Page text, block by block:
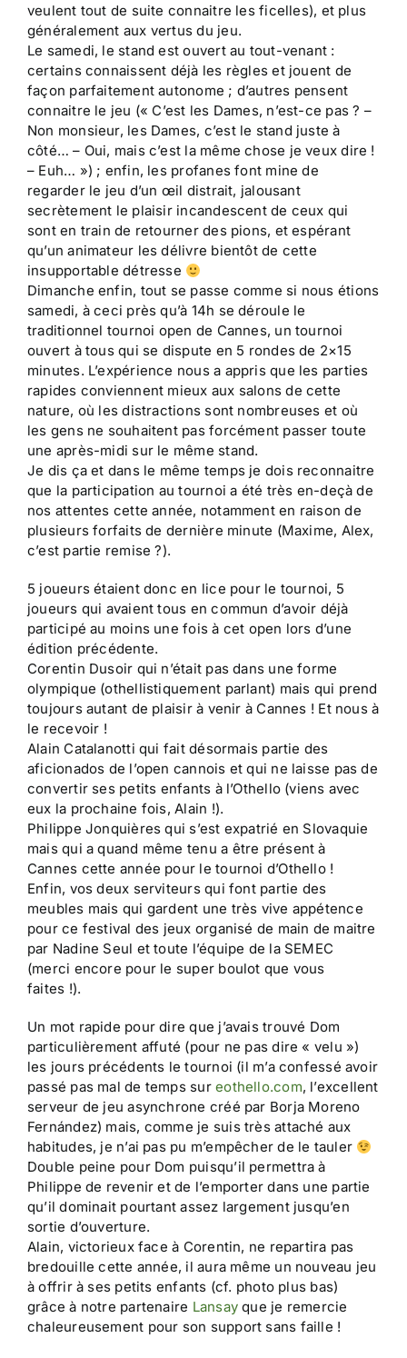
veulent tout de suite connaitre les ficelles), et plus
généralement aux vertus du jeu.
Le samedi, le stand est ouvert au tout-venant :
certains connaissent déjà les règles et jouent de
façon parfaitement autonome ; d’autres pensent
connaitre le jeu (« C’est les Dames, n’est-ce pas ? –
Non monsieur, les Dames, c’est le stand juste à
côté… – Oui, mais c’est la même chose je veux dire !
– Euh… ») ; enfin, les profanes font mine de
regarder le jeu d’un œil distrait, jalousant
secrètement le plaisir incandescent de ceux qui
sont en train de retourner des pions, et espérant
qu’un animateur les délivre bientôt de cette
insupportable détresse
Dimanche enfin, tout se passe comme si nous étions
samedi, à ceci près qu’à 14h se déroule le
traditionnel tournoi open de Cannes, un tournoi
ouvert à tous qui se dispute en 5 rondes de 2×15
minutes. L’expérience nous a appris que les parties
rapides conviennent mieux aux salons de cette
nature, où les distractions sont nombreuses et où
les gens ne souhaitent pas forcément passer toute
une après-midi sur le même stand.
Je dis ça et dans le même temps je dois reconnaitre
que la participation au tournoi a été très en-deçà de
nos attentes cette année, notamment en raison de
plusieurs forfaits de dernière minute (Maxime, Alex,
c’est partie remise ?).
5 joueurs étaient donc en lice pour le tournoi, 5
joueurs qui avaient tous en commun d’avoir déjà
participé au moins une fois à cet open lors d’une
édition précédente.
Corentin Dusoir qui n’était pas dans une forme
olympique (othellistiquement parlant) mais qui prend
toujours autant de plaisir à venir à Cannes ! Et nous à
le recevoir !
Alain Catalanotti qui fait désormais partie des
aficionados de l’open cannois et qui ne laisse pas de
convertir ses petits enfants à l’Othello (viens avec
eux la prochaine fois, Alain !).
Philippe Jonquières qui s’est expatrié en Slovaquie
mais qui a quand même tenu a être présent à
Cannes cette année pour le tournoi d’Othello !
Enfin, vos deux serviteurs qui font partie des
meubles mais qui gardent une très vive appétence
pour ce festival des jeux organisé de main de maitre
par Nadine Seul et toute l’équipe de la SEMEC
(merci encore pour le super boulot que vous
faites !).
Un mot rapide pour dire que j’avais trouvé Dom
particulièrement affuté (pour ne pas dire « velu »)
les jours précédents le tournoi (il m’a confessé avoir
passé pas mal de temps sureothello.com, l’excellent
serveur de jeu asynchrone créé par Borja Moreno
Fernández) mais, comme je suis très attaché aux
habitudes, je n’ai pas pu m’empêcher de le tauler
Double peine pour Dom puisqu’il permettra à
Philippe de revenir et de l’emporter dans une partie
qu’il dominait pourtant assez largement jusqu’en
sortie d’ouverture.
Alain, victorieux face à Corentin, ne repartira pas
bredouille cette année, il aura même un nouveau jeu
à offrir à ses petits enfants (cf. photo plus bas)
grâce à notre partenaire Lansayque je remercie
chaleureusement pour son support sans faille !